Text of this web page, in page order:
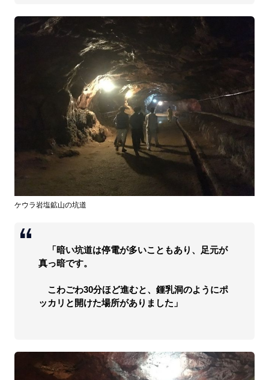
ケウラ岩塩鉱山の坑道
「暗い坑道は停電が多いこともあり、足元が
真っ暗です。
こわごわ30分ほど進むと、鍾乳洞のようにポ
ッカリと開けた場所がありました」